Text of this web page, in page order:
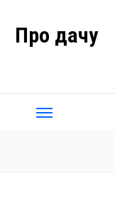
Про дачу